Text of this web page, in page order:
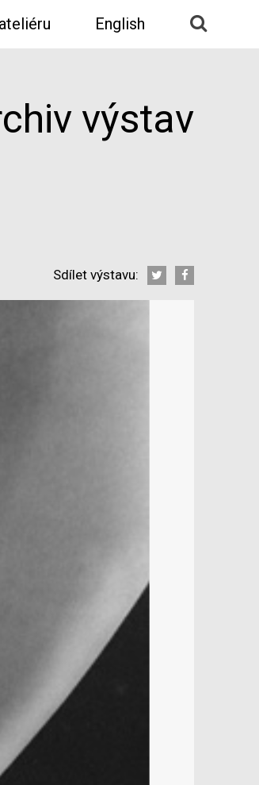
English
výstav
Sdílet výstavu: